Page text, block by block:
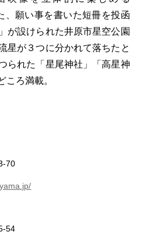
、願い事を書いた短冊を投函
が設けられた井原市星空公園
星が３つに分かれて落ちたと
られた「星尾神社」「高星神
ころ満載。
70
54